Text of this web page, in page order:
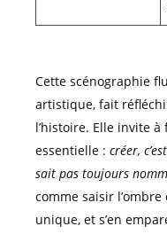
Cette scénographie
artistique, fait
l’histoire. Elle invite
essentielle : créer,
sait pas toujours
comme saisir
unique, et s’en